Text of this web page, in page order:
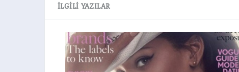
İLGILI YAZILAR